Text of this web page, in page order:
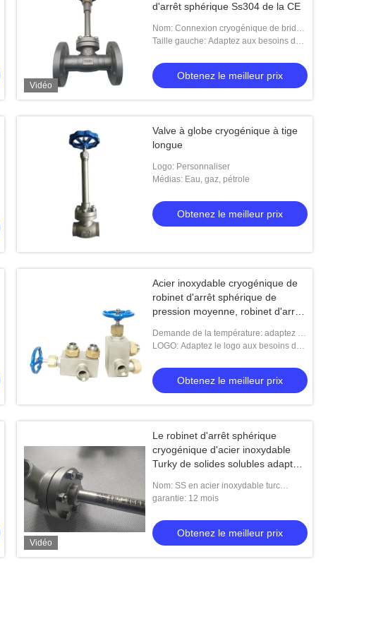
Vidéo
d'arrêt sphérique Ss304 de la CE
Nom: Connexion cryogénique de bride
de robinet d'arrêt sphérique
Taille gauche: Adaptez aux besoins du
Obtenez le meilleur prix
Valve à globe cryogénique à tige
longue
Logo: Personnaliser
Médias: Eau, gaz, pétrole
Obtenez le meilleur prix
Acier inoxydable cryogénique de
robinet d'arrêt sphérique de
pression moyenne, robinet d'arrêt
Demande de la température: adaptez la
température aux besoins du client
LOGO: Adaptez le logo aux besoins du
Obtenez le meilleur prix
Vidéo
Le robinet d'arrêt sphérique
cryogénique d'acier inoxydable
Turky de solides solubles adaptent
pression/ISO9001 approuvé
Nom: SS en acier inoxydable turc
cryogénique globe soupape
approuv
garantie: 12 mois
Obtenez le meilleur prix